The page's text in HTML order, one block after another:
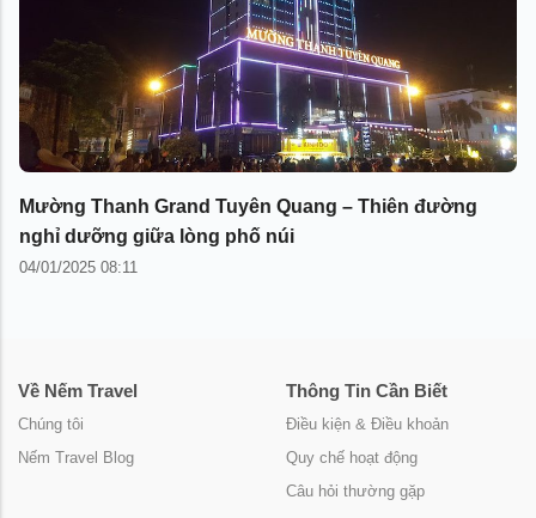
Mường Thanh Grand Tuyên Quang – Thiên đường
nghỉ dưỡng giữa lòng phố núi
04/01/2025 08:11
Về Nếm Travel
Chúng tôi
Nếm Travel Blog
Thông Tin Cần Biết
Điều kiện & Điều khoản
Quy chế hoạt động
Câu hỏi thường gặp